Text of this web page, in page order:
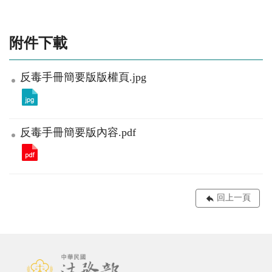
附件下載
反毒手冊簡要版版權頁.jpg
反毒手冊簡要版內容.pdf
回上一頁